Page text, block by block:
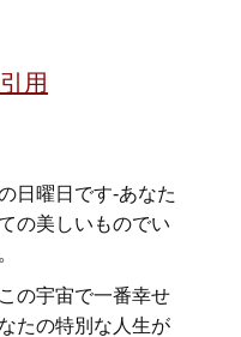
用
日曜日です-あなた
の美しいものでい
の宇宙で一番幸せ
たの特別な人生が